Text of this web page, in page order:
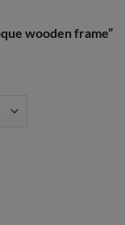
wooden frame”